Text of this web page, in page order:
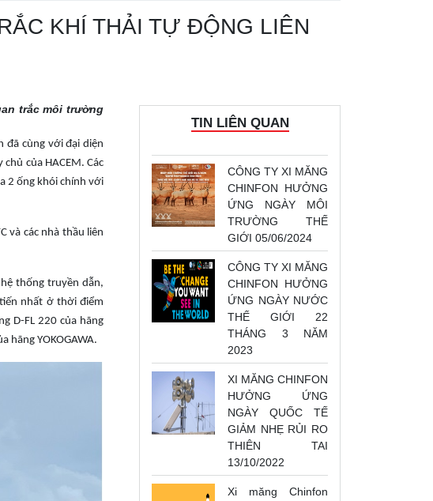
KHÍ THẢI TỰ ĐỘNG LIÊN
trắc môi trường
đã cùng với đại diện
của HACEM. Các
2 ống khói chính với
và các nhà thầu liên
thống truyền dẫn,
nhất ở thời điểm
D-FL 220 của hãng
hãng YOKOGAWA.
TIN LIÊN QUAN
CÔNG TY XI MĂNG
CHINFON HƯỞNG
ỨNG NGÀY MÔI
TRƯỜNG THẾ
GIỚI 05/06/2024
CÔNG TY XI MĂNG
CHINFON HƯỞNG
ỨNG NGÀY NƯỚC
THẾ GIỚI 22
THÁNG 3 NĂM
2023
XI MĂNG CHINFON
HƯỞNG ỨNG
NGÀY QUỐC TẾ
GIẢM NHẸ RỦI RO
THIÊN TAI
13/10/2022
Xi măng Chinfon